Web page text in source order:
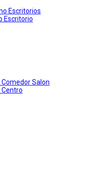
Escritorios
Escritorio
Comedor Salon
Centro